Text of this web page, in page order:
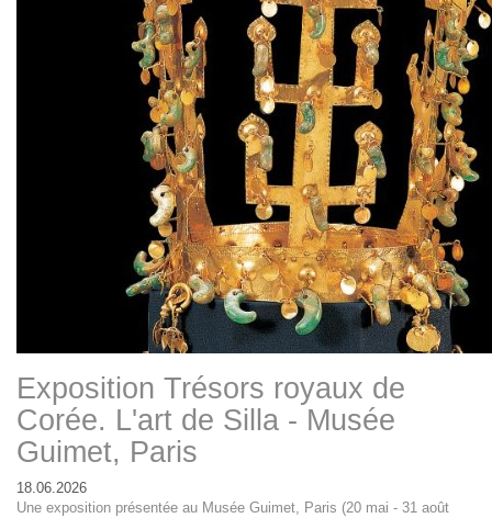
Exposition Trésors royaux de
Corée. L'art de Silla - Musée
Guimet, Paris
18.06.2026
Une exposition présentée au Musée Guimet, Paris (20 mai - 31 août